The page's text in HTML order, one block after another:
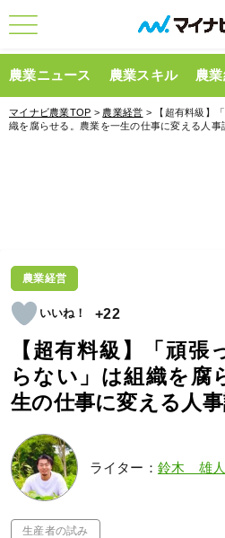
農業ニュース 農業スキル 農
マイナビ農業TOP > 農業経営 > 【超有料級】
織を腐らせる。農業を一生の仕事に変える人事
農業経営
+22
【超有料級】「頑張
らない」は組織を腐
生の仕事に変える人
ライター： 鈴木 雄人
生産者の試み